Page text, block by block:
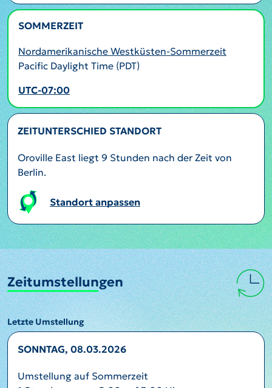
SOMMERZEIT
Nordamerikanische Westküsten-Sommerzeit
Pacific Daylight Time (PDT)
UTC-07:00
ZEITUNTERSCHIED STANDORT
Oroville East liegt 9 Stunden nach der Zeit von
Berlin.
Standort anpassen
Zeitumstellungen
Letzte Umstellung
SONNTAG, 08.03.2026
Umstellung auf Sommerzeit